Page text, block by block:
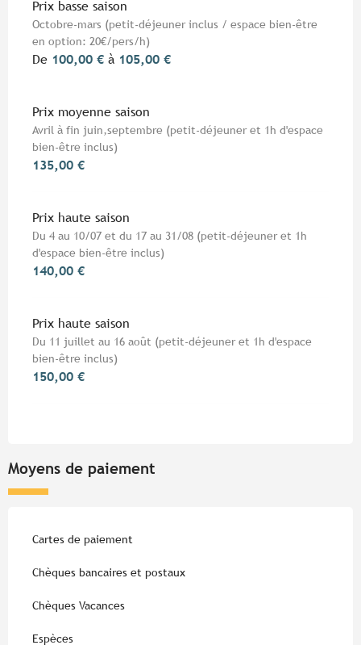
Tarifs 2026
Prix basse saison
Octobre-mars (petit-déjeuner inclus / espace bien-être
en option: 20€/pers/h)
De 100,00 € à 105,00 €
Prix moyenne saison
Avril à fin juin,septembre (petit-déjeuner et 1h d'espace
bien-être inclus)
135,00 €
Prix haute saison
Du 4 au 10/07 et du 17 au 31/08 (petit-déjeuner et 1h
d'espace bien-être inclus)
140,00 €
Prix haute saison
Du 11 juillet au 16 août (petit-déjeuner et 1h d'espace
bien-être inclus)
150,00 €
Moyens de paiement
Cartes de paiement
Chèques bancaires et postaux
Chèques Vacances
Espèces